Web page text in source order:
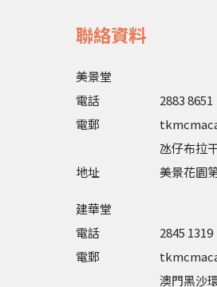
聯絡資料
美景堂
電話
2883 8651
電郵
地址
氹仔布拉
美景花園
建華堂
電話
2845 1319
電郵
澳門黑沙